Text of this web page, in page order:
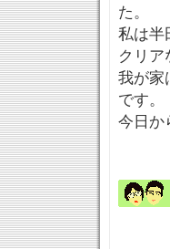
た。
私は半
クリア
我が家
です。
今日か